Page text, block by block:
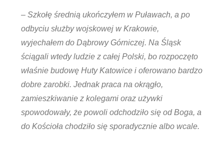
– Szkołę średnią ukończyłem w Puławach, a po
odbyciu służby wojskowej w Krakowie,
wyjechałem do Dąbrowy Górniczej. Na Śląsk
ściągali wtedy ludzie z całej Polski, bo rozpoczęto
właśnie budowę Huty Katowice i oferowano bardzo
dobre zarobki. Jednak praca na okrągło,
zamieszkiwanie z kolegami oraz używki
spowodowały, że powoli odchodziło się od Boga, a
do Kościoła chodziło się sporadycznie albo wcale.